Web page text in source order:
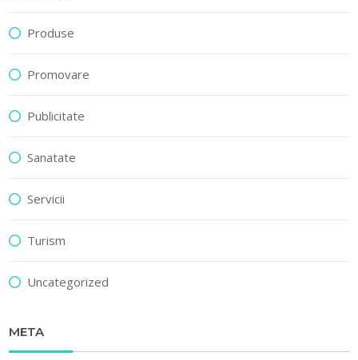
Produse
Promovare
Publicitate
Sanatate
Servicii
Turism
Uncategorized
META